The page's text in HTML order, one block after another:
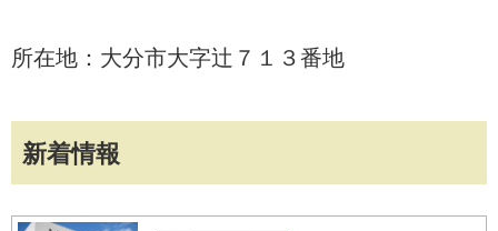
所在地：大分市大字辻７１３番地
新着情報